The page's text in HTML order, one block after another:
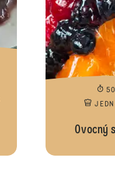
Ovocný